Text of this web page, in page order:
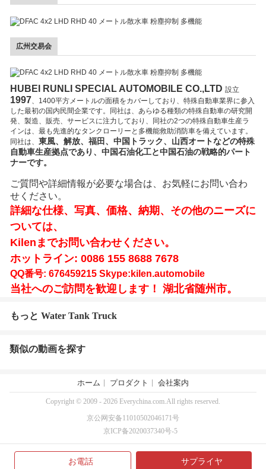
広州交易会
HUBEI RUNLI SPECIAL AUTOMOBILE CO.,LTD 設立
1997、1400平方メートルの面積をカバーしており、特殊自動車業界に参入
した最初の国内民間企業です。同社は、あらゆる種類の特殊自動車の研究開
発、製造、販売、サービスに注力しており、同社の2つの特殊自動車生産ラ
インは、最も先進的なタンクローリーと多機能救助消防車を備えています。
同社は、 東風、解放、福田、中国トラック、山西オートなどの特殊
自動車生産拠点であり、中国石油化工と中国石油の戦略的パート
ナーです。
ご質問や詳細情報が必要な場合は、お気軽にお問い合わ
せください。
詳細な仕様、写真、価格、納期、その他のニーズに
ついては、
Kilenまでお問い合わせください。
ホットライン: 0086 155 8688 7678
QQ番号: 676459215 Skype:kilen.automobile
当社へのご訪問を歓迎します！ 湖北省随州市。
もっと Water Tank Truck
類似の動画を探す
お電話 サプライヤ
ホーム プロダクト 会社案内
Copyright © 2009 - 2026 Everychina.com.All rights reserved.
京公网安备11010502046171号
京ICP备2020037340号-5